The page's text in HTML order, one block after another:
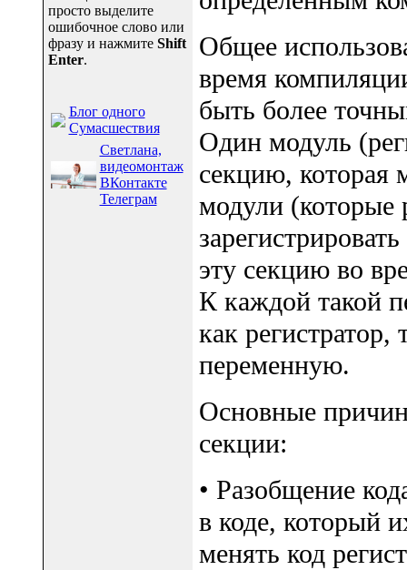
просто выделите
ошибочное слово или
фразу и нажмите Shift
Enter.
Блог одного
Сумасшествия
Светлана,
видеомонтаж
ВКонтакте
Телеграм
Общее
время
быть более
Один модуль
секцию, которая
модули (которые
эту секцию во
К каждой такой
как регистратор,
переменную.
Основные
секции:
• Разобщение
в коде, который
менять код